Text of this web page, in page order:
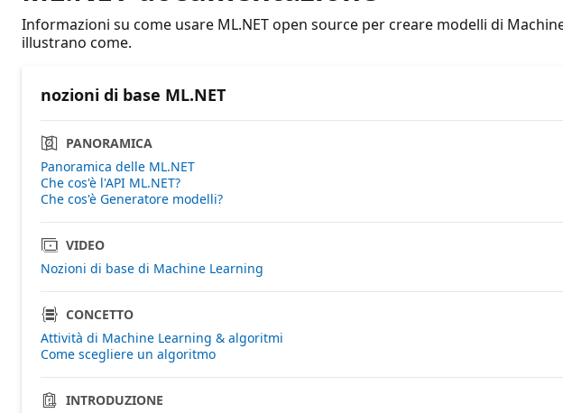
Informazioni su come usare ML.NET open source per creare modelli di
illustrano come.
nozioni di base ML.NET
PANORAMICA
Panoramica delle ML.NET
Che cos'è l'API ML.NET?
Che cos'è Generatore modelli?
VIDEO
Nozioni di base di Machine Learning
CONCETTO
Attività di Machine Learning & algoritmi
Come scegliere un algoritmo
INTRODUZIONE